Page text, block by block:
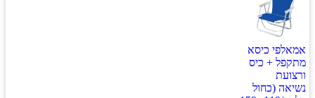
אמאלפי כיסא
מתקפל + כיס
ורצועת
נשיאה (כחול